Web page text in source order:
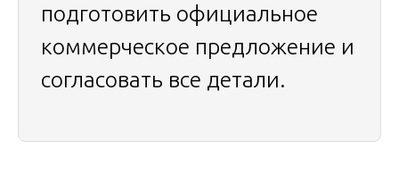
подготовить официальное
коммерческое предложение и
согласовать все детали.